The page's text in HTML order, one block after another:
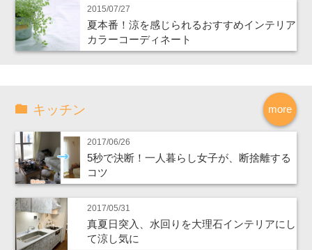
2015/07/27
夏本番！涼を感じられるおすすめインテリア
カラーコーディネート
more
キッチン
2017/06/26
5秒で決断！一人暮らし女子が、断捨離する
コツ
2017/05/31
真夏日突入、水回りを大理石インテリアにし
て涼し気に